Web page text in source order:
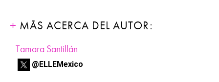
MÁS ACERCA DEL AUTOR:
Tamara Santillán
@ELLEMexico